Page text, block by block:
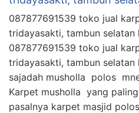
087877691539 toko jual
tridayasakti, tambun selatan
087877691539 toko jual
tridayasakti, tambun selatan
sajadah musholla polos
Karpet musholla yang
pasalnya karpet masjid